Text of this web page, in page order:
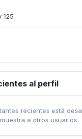
125
al perfil
recientes está
muestra a otros usuarios.